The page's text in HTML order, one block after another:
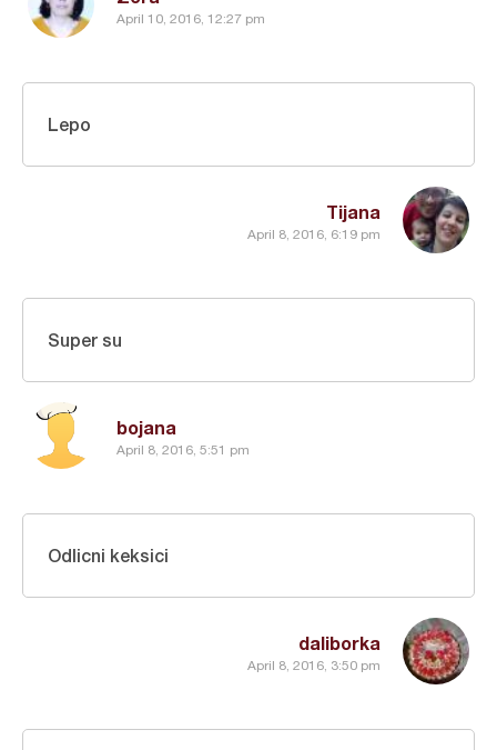
April 10, 2016, 12:27 pm
Tijana
April 8, 2016, 6:19 pm
Lepo
bojana
April 8, 2016, 5:51 pm
Super su
daliborka
April 8, 2016, 3:50 pm
Odlicni keksici